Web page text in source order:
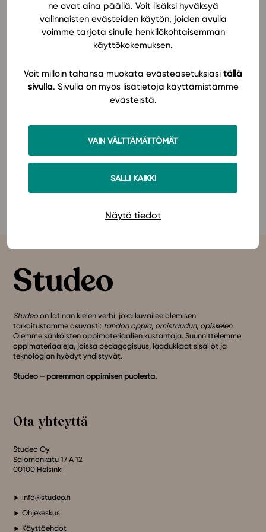
ne ovat aina päällä. Voit lisäksi hyväksyä
valinnaisten evästeiden käytön, joiden avulla
voimme tarjota sinulle henkilökohtaisemman
käyttökokemuksen.
Voit milloin tahansa muokata evästeasetuksiasi tällä
sivulla. Sivulla on myös lisätietoja käyttämistämme
evästeistä.
VAIN VÄLTTÄMÄTTÖMÄT
SALLI KAIKKI
Näytä tiedot
In English
mielenkiinnon.
Tarjoamme talvipäivillä Studeoon tutustuville
maksuttomaan kokeilukäyttöön!
Lisätietoa ohjelmasta ja ilmoittautumisesta löydät
Tutustu Studeon oppimateriaalisarjoihin jo nyt:
Yläkoulun äidinkieli ja kirjallisuus
Studeo on latinan kielen verbi, joka kuvailee olemisen
tarkoitustamme osuvasti: tahdon oppia, omistaudun, opiskelen.
Olemme sähköisten oppimateriaalien kustantaja. Suunnittelemme
oppimateriaaleja, joissa pedagogisuus, laadukkaat sisällöt ja
teknologian hyödyt yhdistyvät.
Studeo – paremman oppimisen puolesta.
Ota yhteyttä
Studeo Oy
Salomonkatu 17 A 12
00100 Helsinki
info@studeo.fi
Ohjekeskus
Käyttöehdot